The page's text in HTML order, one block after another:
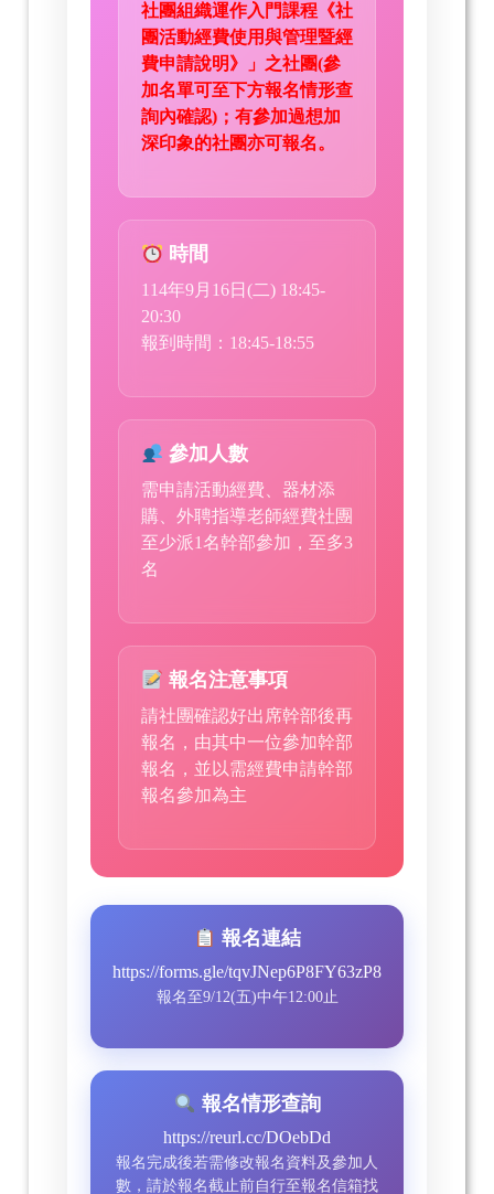
社團組織運作入門課程《社
團活動經費使用與管理暨經
費申請說明》」之社團(參
加名單可至下方報名情形查
詢內確認)；有參加過想加
深印象的社團亦可報名。
時間
114年9月16日(二) 18:45-
20:30
報到時間：18:45-18:55
參加人數
需申請活動經費、器材添
購、外聘指導老師經費社團
至少派1名幹部參加，至多3
名
報名注意事項
請社團確認好出席幹部後再
報名，由其中一位參加幹部
報名，並以需經費申請幹部
報名參加為主
報名連結
https://forms.gle/tqvJNep6P8FY63zP8
報名至9/12(五)中午12:00止
報名情形查詢
https://reurl.cc/DOebDd
報名完成後若需修改報名資料及參加人
數，請於報名截止前自行至報名信箱找